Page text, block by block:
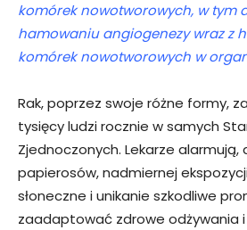
komórek nowotworowych, w tym
hamowaniu angiogenezy wraz z
komórek nowotworowych w
Rak, poprzez swoje różne formy,
tysięcy ludzi rocznie w samych
Zjednoczonych. Lekarze alarmują,
papierosów, nadmiernej
słoneczne i unikanie szkodliwe
zaadaptować zdrowe odżywania i